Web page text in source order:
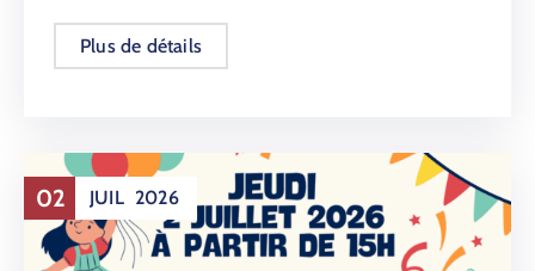
Plus de détails
02 JUIL 2026